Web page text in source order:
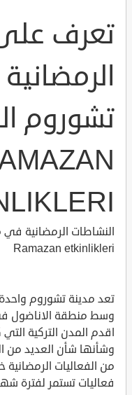
تعرف
تشوروم
Ramazan etkinlikleri
تعد مدينة تشوروم
وسط منطقة الاناضول
اقدم المدن التركية
وشأنها شأن العديد من
من الفعاليات
فعاليات تستمر لفترة